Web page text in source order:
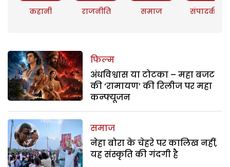
कहानी राजनीति समाज संपादकीय
फिल्म
अंधविश्वास या टोटका – महा बजट
की ‘रामायण’ की रिलीज पर महा
कन्फ्यूजन
समाज
नेहा बोरा के चेहरे पर कालिख नहीं,
यह संस्कृति की गंदगी है